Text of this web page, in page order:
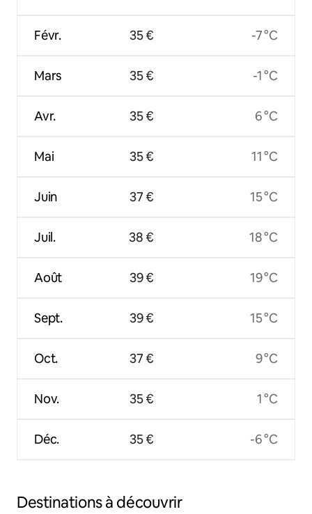
Févr.
Mars
Avr.
Mai
Juin
Juil.
Août
Sept.
Oct.
Nov.
Déc.
35 €
35 €
35 €
35 €
37 €
38 €
39 €
39 €
37 €
35 €
35 €
-7 °C
-1 °C
6 °C
11 °C
15 °C
18 °C
19 °C
15 °C
9 °C
1 °C
-6 °C
Destinations à découvrir